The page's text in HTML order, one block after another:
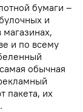
бумаги –
и
и по всему
обычная
пакета, их